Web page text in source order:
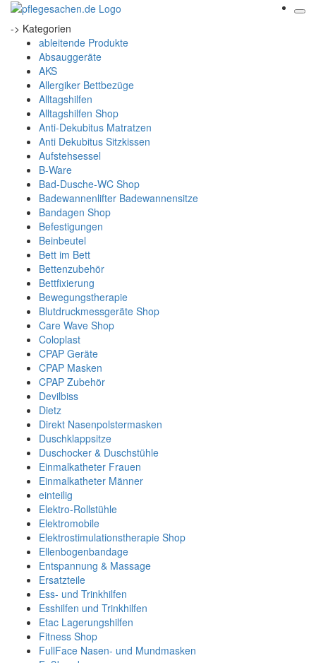
-> Kategorien
ableitende Produkte
Absauggeräte
AKS
Allergiker Bettbezüge
Alltagshilfen
Alltagshilfen Shop
Anti-Dekubitus Matratzen
Anti Dekubitus Sitzkissen
Aufstehsessel
B-Ware
Bad-Dusche-WC Shop
Badewannenlifter Badewannensitze
Bandagen Shop
Befestigungen
Beinbeutel
Bett im Bett
Bettenzubehör
Bettfixierung
Bewegungstherapie
Blutdruckmessgeräte Shop
Care Wave Shop
Coloplast
CPAP Geräte
CPAP Masken
CPAP Zubehör
Devilbiss
Dietz
Direkt Nasenpolstermasken
Duschklappsitze
Duschocker & Duschstühle
Einmalkatheter Frauen
Einmalkatheter Männer
einteilig
Elektro-Rollstühle
Elektromobile
Elektrostimulationstherapie Shop
Ellenbogenbandage
Entspannung & Massage
Ersatzteile
Ess- und Trinkhilfen
Esshilfen und Trinkhilfen
Etac Lagerungshilfen
Fitness Shop
FullFace Nasen- und Mundmasken